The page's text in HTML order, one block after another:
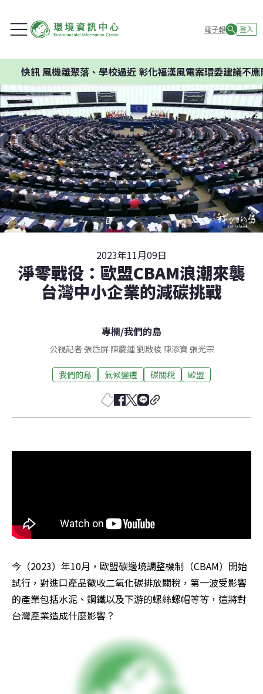
電子報 登入
風機離聚落、學校過近 彰化福漢風電案環委建議不應開發
2023年11月09日
淨零戰役：歐盟CBAM浪潮來襲
台灣中小企業的減碳挑戰
專欄/我們的島
公視記者 張岱屏 陳慶鍾 劉啟稜 陳添寶 張光宗
我們的島 氣候變遷 碳關稅 歐盟
今（2023）年10月，歐盟碳邊境調整機制（CBAM）開始
試行，對進口產品徵收二氧化碳排放關稅，第一波受影響
的產業包括水泥、鋼鐵以及下游的螺絲螺帽等等，這將對
台灣產業造成什麼影響？